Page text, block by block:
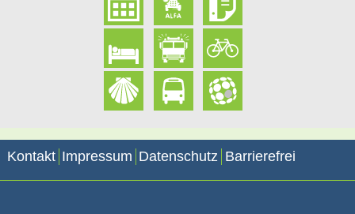
Kontakt Impressum Datenschutz Barrierefrei